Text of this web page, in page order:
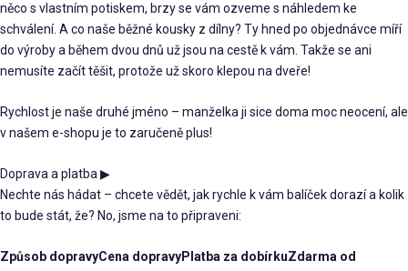
něco s vlastním potiskem, brzy se vám ozveme s náhledem ke
schválení. A co naše běžné kousky z dílny? Ty hned po objednávce míří
do výroby a během dvou dnů už jsou na cestě k vám. Takže se ani
nemusíte začít těšit, protože už skoro klepou na dveře!
Rychlost je naše druhé jméno – manželka ji sice doma moc neocení, ale
v našem e-shopu je to zaručeně plus!
Doprava a platba ▶
Nechte nás hádat – chcete vědět, jak rychle k vám balíček dorazí a kolik
to bude stát, že? No, jsme na to připraveni:
Způsob dopravyCena dopravyPlatba za dobírkuZdarma od